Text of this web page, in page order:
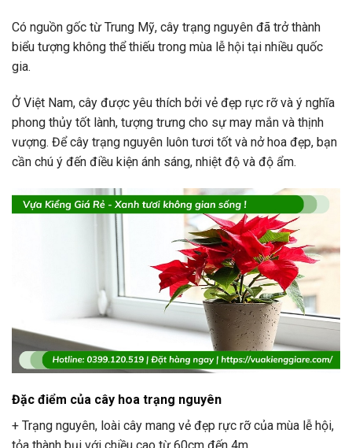
Có nguồn gốc từ Trung Mỹ, cây trạng nguyên đã trở thành
biểu tượng không thể thiếu trong mùa lễ hội tại nhiều quốc
gia.
Ở Việt Nam, cây được yêu thích bởi vẻ đẹp rực rỡ và ý nghĩa
phong thủy tốt lành, tượng trưng cho sự may mắn và thịnh
vượng. Để cây trạng nguyên luôn tươi tốt và nở hoa đẹp, bạn
cần chú ý đến điều kiện ánh sáng, nhiệt độ và độ ẩm.
Đặc điểm của cây hoa trạng nguyên
+ Trạng nguyên, loài cây mang vẻ đẹp rực rỡ của mùa lễ hội,
tỏa thành bụi với chiều cao từ 60cm đến 4m.